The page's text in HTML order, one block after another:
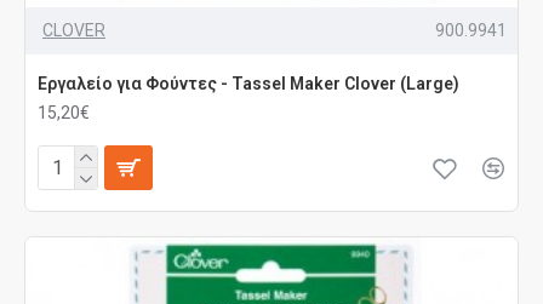
CLOVER 900.9941
Εργαλείο για Φούντες - Tassel Maker Clover (Large)
15,20€